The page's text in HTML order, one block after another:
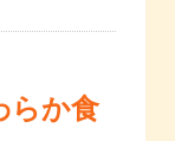
らか食